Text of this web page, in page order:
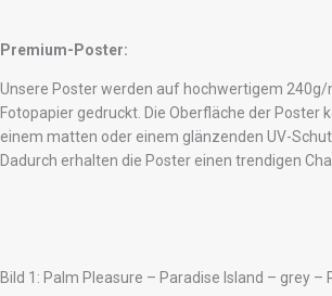
Premium-Poster:
Unsere Poster werden auf hochwertigem 240g/
Fotopapier gedruckt. Die Oberfläche der Poster
einem matten oder einem glänzenden UV-
Dadurch erhalten die Poster einen trendigen
Bild 1: Palm Pleasure – Paradise Island – grey –